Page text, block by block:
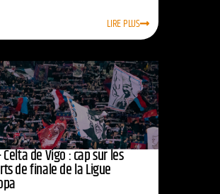
LIRE PLUS
Celta de Vigo : cap sur les
de finale de la Ligue